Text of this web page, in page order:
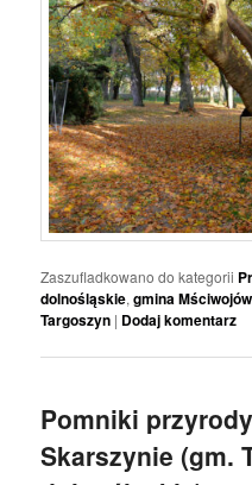
Zaszufladkowano do kategorii
dolnośląskie,gmina Mściwojów
Targoszyn | Dodaj komentarz
Pomniki
Skarszynie (gm.